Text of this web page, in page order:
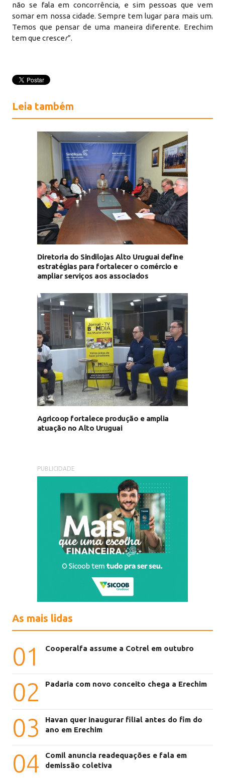
não se fala em concorrência, e sim pessoas que vem
somar em nossa cidade. Sempre tem lugar para mais um.
Temos que pensar de uma maneira diferente. Erechim
tem que crescer”.
Leia também
Diretoria do Sindilojas Alto Uruguai define
estratégias para fortalecer o comércio e
ampliar serviços aos associados
Agricoop fortalece produção e amplia
atuação no Alto Uruguai
PUBLICIDADE
As mais lidas
01 Cooperalfa assume a Cotrel em outubro
02 Padaria com novo conceito chega a Erechim
03
Havan quer inaugurar filial antes do fim do
ano em Erechim
04
Comil anuncia readequações e fala em
demissão coletiva